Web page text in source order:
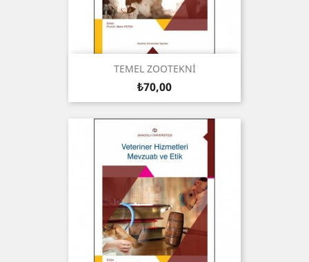
TEMEL ZOOTEKNİ
Fiyat
₺70,00